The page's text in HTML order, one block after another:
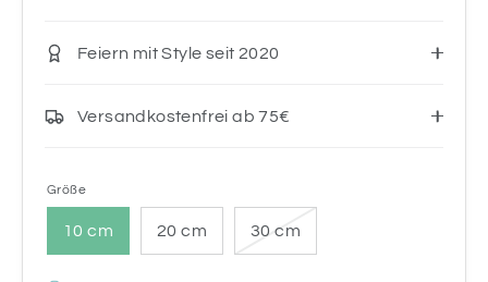
Feiern mit Style seit 2020
Versandkostenfrei ab 75€
Größe
10 cm 20 cm 30 cm